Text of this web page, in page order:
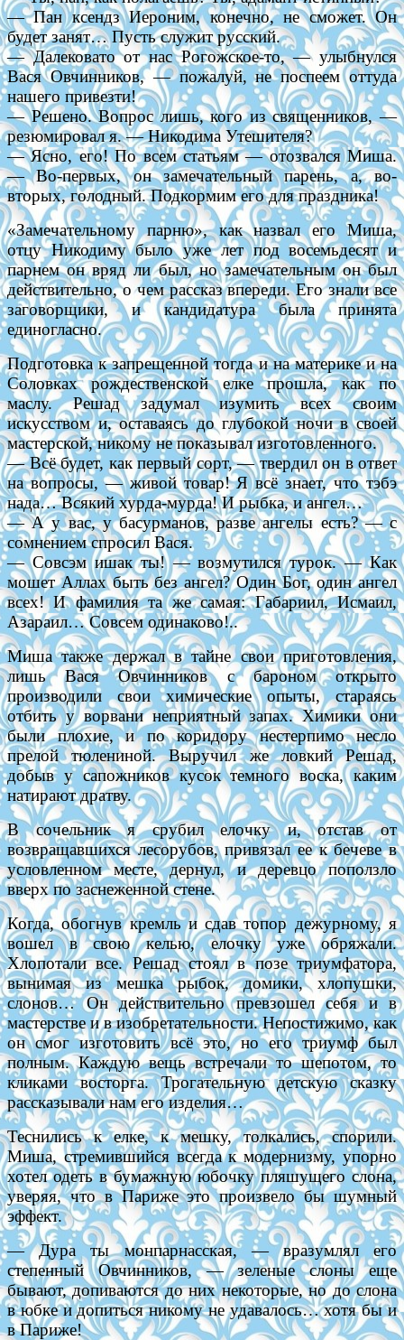
— Пан ксендз Иероним, конечно, не сможет. Он
будет занят… Пусть служит русский.
— Далековато от нас Рогожское-то, — улыбнулся
Вася Овчинников, — пожалуй, не поспеем оттуда
нашего привезти!
— Решено. Вопрос лишь, кого из священников, —
резюмировал я. — Никодима Утешителя?
— Ясно, его! По всем статьям — отозвался Миша.
— Во-первых, он замечательный парень, а, во-
вторых, голодный. Подкормим его для праздника!
«Замечательному парню», как назвал его Миша,
отцу Никодиму было уже лет под восемьдесят и
парнем он вряд ли был, но замечательным он был
действительно, о чем рассказ впереди. Его знали все
заговорщики, и кандидатура была принята
единогласно.
Подготовка к запрещенной тогда и на материке и на
Соловках рождественской елке прошла, как по
маслу. Решад задумал изумить всех своим
искусством и, оставаясь до глубокой ночи в своей
мастерской, никому не показывал изготовленного.
— Всё будет, как первый сорт, — твердил он в ответ
на вопросы, — живой товар! Я всё знает, что тэбэ
нада… Всякий хурда-мурда! И рыбка, и ангел…
— А у вас, у басурманов, разве ангелы есть? — с
сомнением спросил Вася.
— Совсэм ишак ты! — возмутился турок. — Как
мошет Аллах быть без ангел? Один Бог, один ангел
всех! И фамилия та же самая: Габариил, Исмаил,
Азараил… Совсем одинаково!..
Миша также держал в тайне свои приготовления,
лишь Вася Овчинников с бароном открыто
производили свои химические опыты, стараясь
отбить у ворвани неприятный запах. Химики они
были плохие, и по коридору нестерпимо несло
прелой тюлениной. Выручил же ловкий Решад,
добыв у сапожников кусок темного воска, каким
натирают дратву.
В сочельник я срубил елочку и, отстав от
возвращавшихся лесорубов, привязал ее к бечеве в
условленном месте, дернул, и деревцо поползло
вверх по заснеженной стене.
Когда, обогнув кремль и сдав топор дежурному, я
вошел в свою келью, елочку уже обряжали.
Хлопотали все. Решад стоял в позе триумфатора,
вынимая из мешка рыбок, домики, хлопушки,
слонов… Он действительно превзошел себя и в
мастерстве и в изобретательности. Непостижимо, как
он смог изготовить всё это, но его триумф был
полным. Каждую вещь встречали то шепотом, то
кликами восторга. Трогательную детскую сказку
рассказывали нам его изделия…
Теснились к елке, к мешку, толкались, спорили.
Миша, стремившийся всегда к модернизму, упорно
хотел одеть в бумажную юбочку пляшущего слона,
уверяя, что в Париже это произвело бы шумный
эффект.
— Дура ты монпарнасская, — вразумлял его
степенный Овчинников, — зеленые слоны еще
бывают, допиваются до них некоторые, но до слона
в юбке и допиться никому не удавалось… хотя бы и
в Париже!